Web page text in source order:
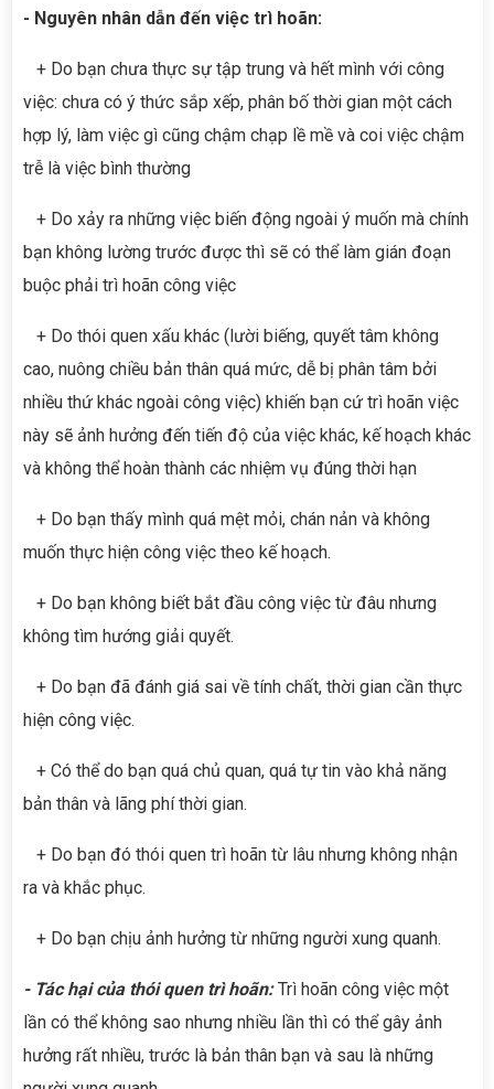
- Nguyên nhân dẫn đến việc trì hoãn:
+ Do bạn chưa thực sự tập trung và hết mình với công
việc: chưa có ý thức sắp xếp, phân bố thời gian một cách
hợp lý, làm việc gì cũng chậm chạp lề mề và coi việc chậm
trễ là việc bình thường
+ Do xảy ra những việc biến động ngoài ý muốn mà chính
bạn không lường trước được thì sẽ có thể làm gián đoạn
buộc phải trì hoãn công việc
+ Do thói quen xấu khác (lười biếng, quyết tâm không
cao, nuông chiều bản thân quá mức, dễ bị phân tâm bởi
nhiều thứ khác ngoài công việc) khiến bạn cứ trì hoãn việc
này sẽ ảnh hưởng đến tiến độ của việc khác, kế hoạch khác
và không thể hoàn thành các nhiệm vụ đúng thời hạn
+ Do bạn thấy mình quá mệt mỏi, chán nản và không
muốn thực hiện công việc theo kế hoạch.
+ Do bạn không biết bắt đầu công việc từ đâu nhưng
không tìm hướng giải quyết.
+ Do bạn đã đánh giá sai về tính chất, thời gian cần thực
hiện công việc.
+ Có thể do bạn quá chủ quan, quá tự tin vào khả năng
bản thân và lãng phí thời gian.
+ Do bạn đó thói quen trì hoãn từ lâu nhưng không nhận
ra và khắc phục.
+ Do bạn chịu ảnh hưởng từ những người xung quanh.
- Tác hại của thói quen trì hoãn:Trì hoãn công việc một
lần có thể không sao nhưng nhiều lần thì có thể gây ảnh
hưởng rất nhiều, trước là bản thân bạn và sau là những